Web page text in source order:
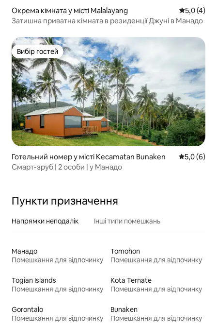
Окрема кімната у місті Malalayang Середня
5,0 (4)
Затишна приватна кімната в резиденції Джуні в Манадо
Вибір гостей
Вибір гостей
Готельний номер у місті Kecamatan Bunaken Середня
5,0 (6)
Смарт-зруб | 2 особи | у Манадо
Пункти призначення
Напрямки неподалік Інші типи помешкань
Манадо
Помешкання для відпочинку
Tomohon
Помешкання для відпочинку
Togian Islands
Помешкання для відпочинку
Kota Ternate
Помешкання для відпочинку
Gorontalo
Помешкання для відпочинку
Bunaken
Помешкання для відпочинку